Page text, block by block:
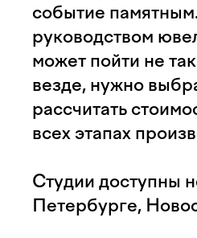
событие
руководством
может пойти не
везде, нужно
рассчитать
всех этапах
Студии доступны
Петербурге,